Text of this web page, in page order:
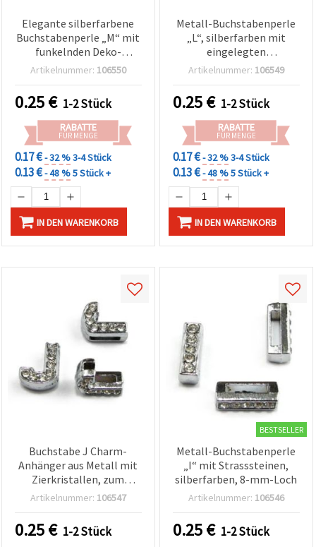
Elegante silberfarbene
Buchstabenperle „M“ mit
funkelnden Deko-
Kristallen,
perfekt für DIY-Schmuck
Artikelnummer: 106550
0.25€ 1-2 Stück
RABATTE
FÜR MENGE
0.17 €- 32 %3-4 Stück
0.13 €- 48 %5 Stück +
IN DEN WARENKORB
Metall-Buchstabenperle
„L“, silberfarben mit
eingelegten
Strasssteinen, Loch Ø 8
personalisierte DIY-
Schmuckherstellung
Artikelnummer: 106549
0.25€ 1-2 Stück
RABATTE
FÜR MENGE
0.17 €- 32 %3-4 Stück
0.13 €- 48 %5 Stück +
IN DEN WARENKORB
Buchstabe J Charm-
Anhänger aus Metall mit
Zierkristallen, zum
Auffädeln, Loch Ø 8 mm,
silberfarben
Artikelnummer: 106547
0.25€ 1-2 Stück
BESTSELLER
Metall-Buchstabenperle
„I“ mit Strasssteinen,
silberfarben, 8-mm-Loch
Artikelnummer: 106546
0.25€ 1-2 Stück